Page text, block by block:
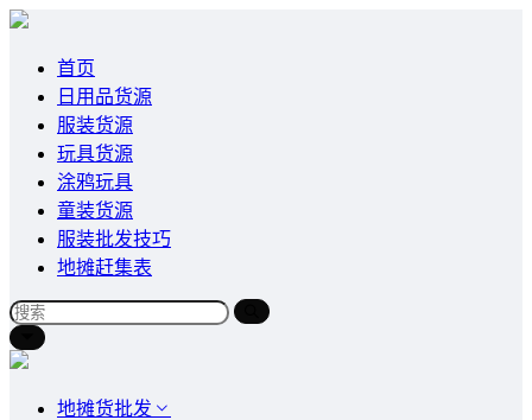
首页
日用品货源
服装货源
玩具货源
涂鸦玩具
童装货源
服装批发技巧
地摊赶集表
地摊货批发